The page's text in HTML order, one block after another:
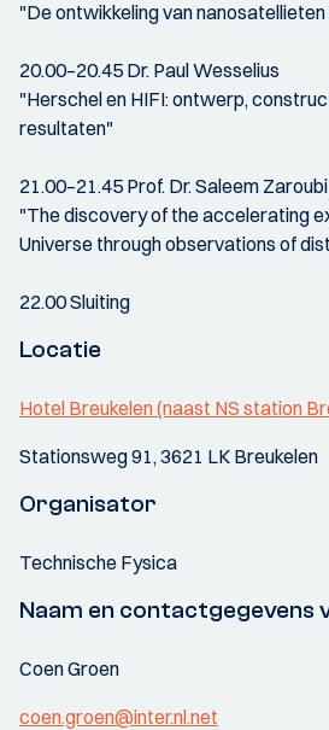
"De ontwikkeling van
20.00–20.45 Dr. Paul Wesselius
"Herschel en HIFI: ontwerp,
resultaten"
21.00–21.45 Prof. Dr. Saleem
"The discovery of the accelerating
Universe through observations of
22.00 Sluiting
Locatie
Hotel Breukelen (naast NS station
Stationsweg 91, 3621 LK Breukelen
Organisator
Technische Fysica
Naam en
Coen Groen
coen.groen@inter.nl.net